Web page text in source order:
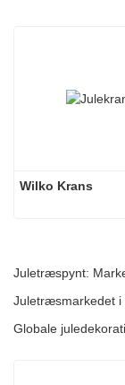
Wilko Krans